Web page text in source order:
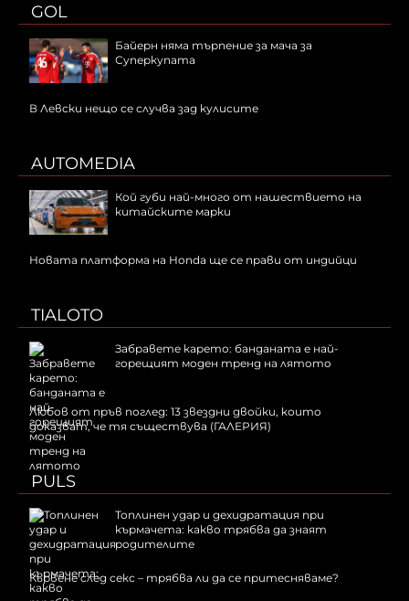
GOL
Байерн няма търпение за мача за
Суперкупата
В Левски нещо се случва зад кулисите
AUTOMEDIA
Кой губи най-много от нашествието на
китайските марки
Новата платформа на Honda ще се прави от индийци
TIALOTO
Забравете карето: банданата е най-
горещият моден тренд на лятото
Любов от пръв поглед: 13 звездни двойки, които
доказват, че тя съществува (ГАЛЕРИЯ)
PULS
Топлинен удар и дехидратация при
кърмачета: какво трябва да знаят
родителите
Кървене след секс – трябва ли да се притесняваме?